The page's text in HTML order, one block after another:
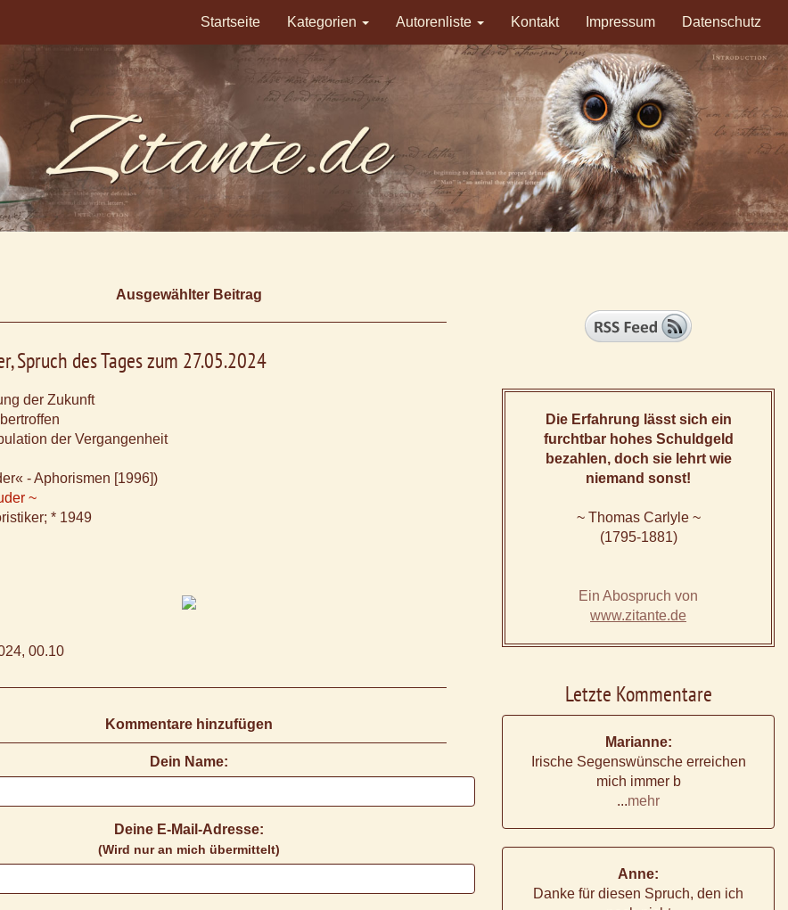
Startseite Kategorien Autorenliste Kontakt Impressum Datenschutz
Ausgewählter Beitrag
Spruch des Tages zum 27.05.2024
der Zukunft
der Vergangenheit
- Aphorismen [1996])
~
* 1949
00.10
Kommentare hinzufügen
Dein Name:
Deine E-Mail-Adresse:
(Wird nur an mich übermittelt)
Die Erfahrung lässt sich ein
furchtbar hohes Schuldgeld
bezahlen, doch sie lehrt wie
niemand sonst!
~ Thomas Carlyle ~
(1795-1881)
Ein Abospruch von
www.zitante.de
Letzte Kommentare
Marianne:
Irische Segenswünsche erreichen
mich immer b
...mehr
Anne:
Danke für diesen Spruch, den ich